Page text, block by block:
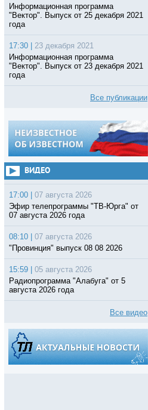
Информационная программа
"Вектор". Выпуск от 25 декабря 2021
года
17:30 |
23 декабря 2021
Информационная программа
"Вектор". Выпуск от 23 декабря 2021
года
Все публикации
ВИДЕО
17:00 |
07 августа 2026
Эфир телепрограммы "ТВ-Юрга" от
07 августа 2026 года
08:10 |
07 августа 2026
"Провинция" выпуск 08 08 2026
15:59 |
05 августа 2026
Радиопрограмма "Алабуга" от 5
августа 2026 года
Все видео